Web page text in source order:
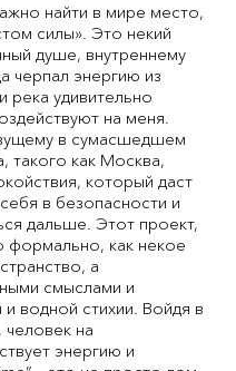
найти в мире место,
силы». Это некий
душе, внутреннему
черпал энергию из
река удивительно
на меня.
в сумасшедшем
такого как Москва,
который даст
в безопасности и
дальше. Этот проект,
формально, как некое
а
смыслами и
водной стихии. Войдя в
на
энергию и